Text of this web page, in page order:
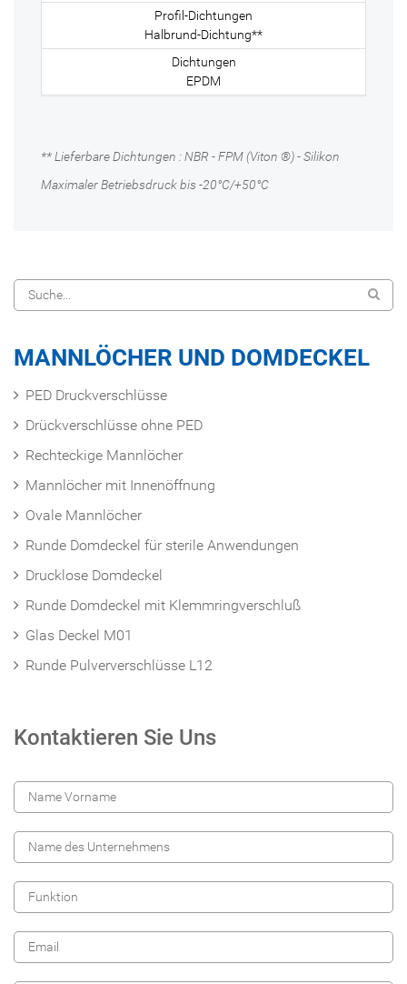
Halbrund-Dichtung**
EPDM
** Lieferbare Dichtungen : NBR - FPM (Viton ®) - Silikon
Maximaler Betriebsdruck bis -20°C/+50°C
MANNLÖCHER UND DOMDECKEL
PED Druckverschlüsse
Drückverschlüsse ohne PED
Rechteckige Mannlöcher
Mannlöcher mit Innenöffnung
Ovale Mannlöcher
Runde Domdeckel für sterile Anwendungen
Drucklose Domdeckel
Runde Domdeckel mit Klemmringverschluß
Glas Deckel M01
Runde Pulververschlüsse L12
Kontaktieren Sie Uns